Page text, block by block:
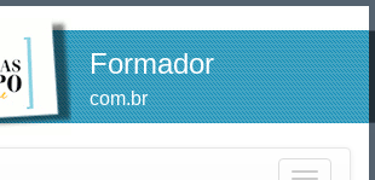
Formador
com.br